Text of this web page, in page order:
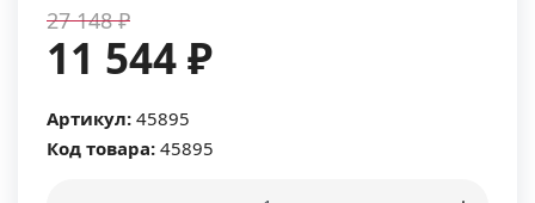
27 148 ₽
11 544 ₽
Артикул: 45895
Код товара: 45895